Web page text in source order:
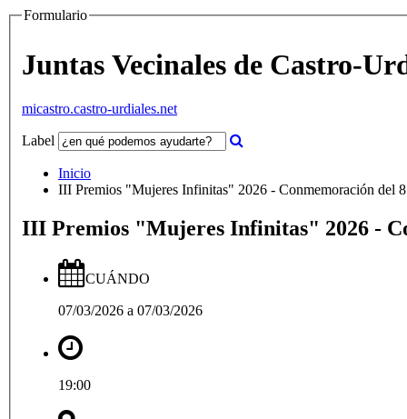
Formulario
Juntas Vecinales de Castro-
micastro.castro-urdiales.net
Label
Inicio
CUÁNDO
07/03/2026 a 07/03/2026
19:00